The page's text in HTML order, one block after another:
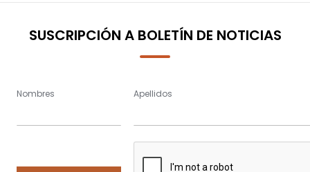
SUSCRIPCIÓN A BOLETÍN DE NOTICIAS
Nombres Apellidos